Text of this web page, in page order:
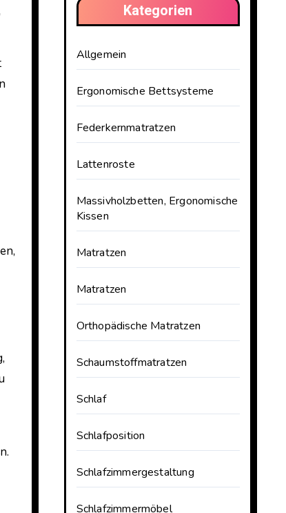
Kategorien
Allgemein
Ergonomische Bettsysteme
Federkernmatratzen
Lattenroste
Massivholzbetten, Ergonomische
Kissen
Matratzen
Matratzen
Orthopädische Matratzen
Schaumstoffmatratzen
Schlaf
Schlafposition
Schlafzimmergestaltung
Schlafzimmermöbel